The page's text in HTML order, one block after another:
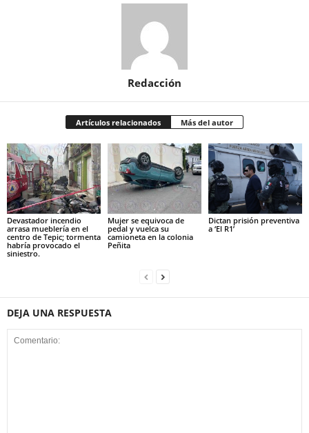
Redacción
Artículos relacionados Más del autor
Devastador incendio
arrasa mueblería en el
centro de Tepic; tormenta
habría provocado el
siniestro.
Mujer se equivoca de
pedal y vuelca su
camioneta en la colonia
Peñita
Dictan prisión preventiva
a ‘El R1’
DEJA UNA RESPUESTA